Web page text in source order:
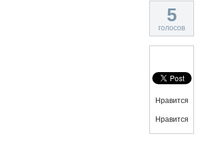
5
голосов
Нравится
Нравится